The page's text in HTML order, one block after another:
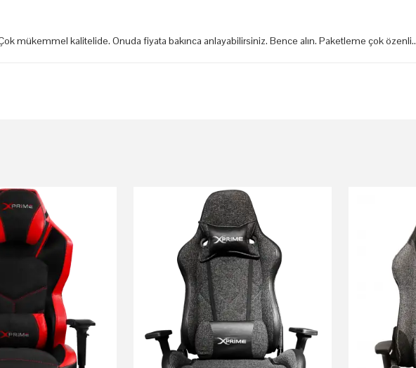
mükemmel kalitelide. Onuda fiyata bakınca anlayabilirsiniz. Bence alın. Paketleme çok özenli..